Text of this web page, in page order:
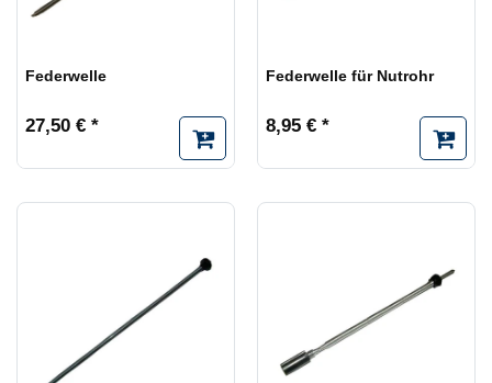
Federwelle
27,50 € *
Federwelle für Nutrohr
8,95 € *